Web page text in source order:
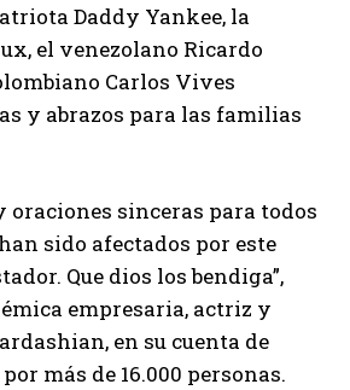
Daddy Yankee, la
el venezolano Ricardo
Carlos Vives
y abrazos para las familias
oraciones sinceras para todos
sido afectados por este
Que dios los bendiga”,
empresaria, actriz y
en su cuenta de
más de 16.000 personas.